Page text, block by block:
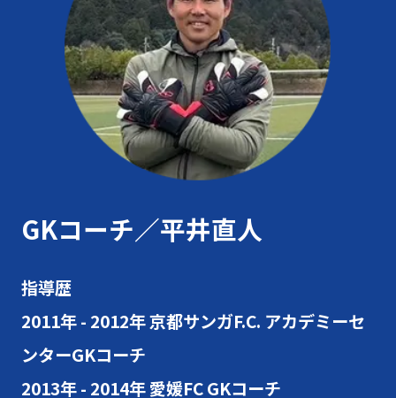
GKコーチ／平井直人
指導歴
2011年 - 2012年 京都サンガF.C. アカデミーセ
ンターGKコーチ
2013年 - 2014年 愛媛FC GKコーチ